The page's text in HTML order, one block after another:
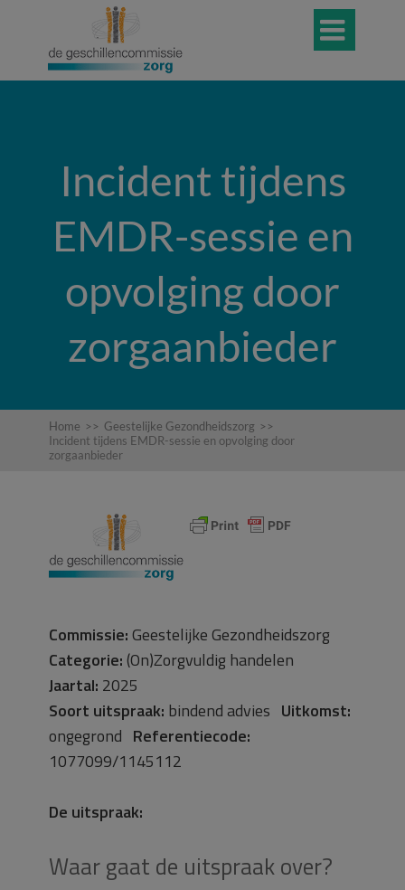

Incident tijdens
EMDR-sessie en
opvolging door
zorgaanbieder
Home >> Geestelijke Gezondheidszorg >>
Incident tijdens EMDR-sessie en opvolging door
zorgaanbieder
Commissie:Geestelijke Gezondheidszorg
Categorie:(On)Zorgvuldig handelen
Jaartal: 2025
Soort uitspraak: bindend advies Uitkomst:
ongegrond Referentiecode:
1077099/1145112
De uitspraak:
Waar gaat de uitspraak over?